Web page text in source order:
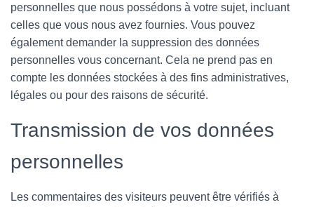
personnelles que nous possédons à votre sujet, incluant
celles que vous nous avez fournies. Vous pouvez
également demander la suppression des données
personnelles vous concernant. Cela ne prend pas en
compte les données stockées à des fins administratives,
légales ou pour des raisons de sécurité.
Transmission de vos données
personnelles
Les commentaires des visiteurs peuvent être vérifiés à